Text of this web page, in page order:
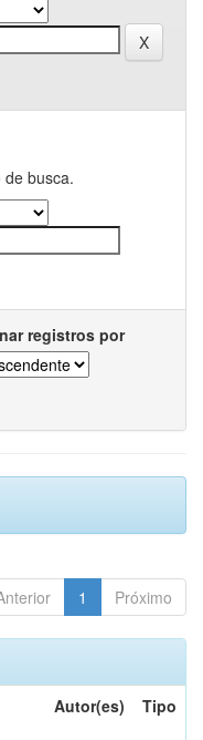
busca.
registros por
1 Próximo
Autor(es) Tipo